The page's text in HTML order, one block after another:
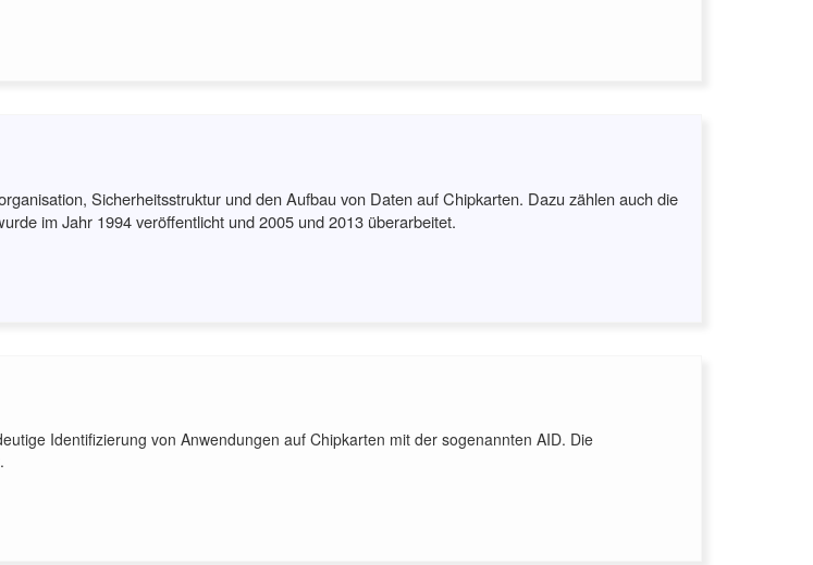
Sicherheitsstruktur und den Aufbau von Daten auf Chipkarten. Dazu zählen auch die
im Jahr 1994 veröffentlicht und 2005 und 2013 überarbeitet.
Identifizierung von Anwendungen auf Chipkarten mit der sogenannten AID. Die